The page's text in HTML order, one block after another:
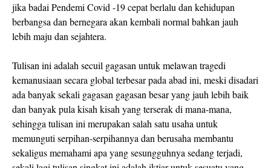
jika badai Pendemi Covid -19 cepat berlalu dan kehidupan
berbangsa dan bernegara akan kembali normal bahkan jauh
lebih maju dan sejahtera.
Tulisan ini adalah secuil gagasan untuk melawan tragedi
kemanusiaan secara global terbesar pada abad ini, meski disadari
ada banyak sekali gagasan gagasan besar yang jauh lebih baik
dan banyak pula kisah kisah yang terserak di mana-mana,
sehingga tulisan ini merupakan salah satu usaha untuk
memunguti serpihan-serpihannya dan berusaha membantu
sekaligus memahami apa yang sesungguhnya sedang terjadi,